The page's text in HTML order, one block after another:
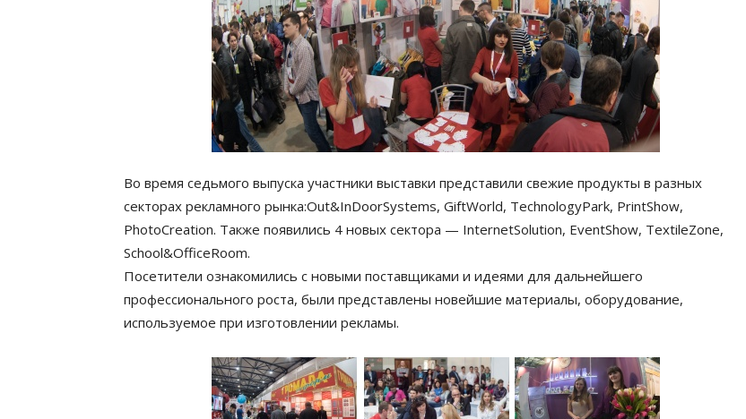
Во время седьмого выпуска участники выставки представили свежие продукты в разных
секторах рекламного рынка:Out&InDoorSystems, GiftWorld, TechnologyPark, PrintShow,
PhotoCreation. Также появились 4 новых сектора — InternetSolution, EventShow, TextileZone,
School&OfficeRoom.
Посетители ознакомились с новыми поставщиками и идеями для дальнейшего
профессионального роста, были представлены новейшие материалы, оборудование,
используемое при изготовлении рекламы.